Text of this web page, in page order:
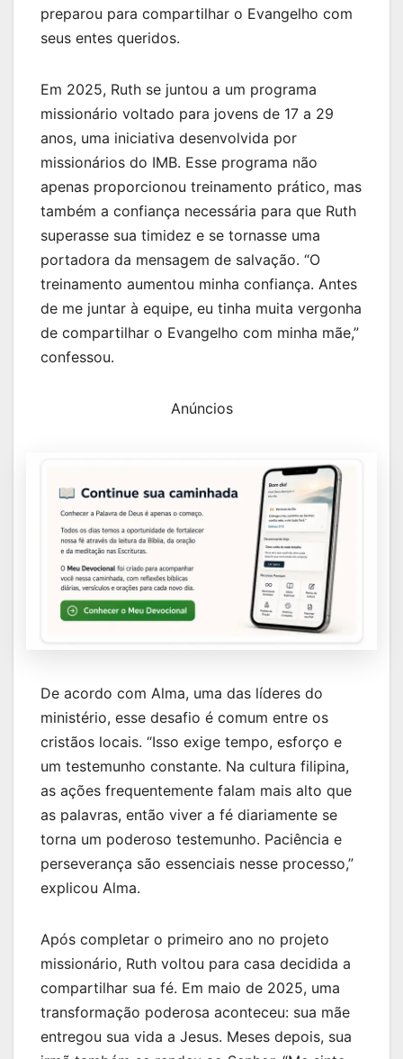
preparou para compartilhar o Evangelho com
seus entes queridos.
Em 2025, Ruth se juntou a um programa
missionário voltado para jovens de 17 a 29
anos, uma iniciativa desenvolvida por
missionários do IMB. Esse programa não
apenas proporcionou treinamento prático, mas
também a confiança necessária para que Ruth
superasse sua timidez e se tornasse uma
portadora da mensagem de salvação. “O
treinamento aumentou minha confiança. Antes
de me juntar à equipe, eu tinha muita vergonha
de compartilhar o Evangelho com minha mãe,”
confessou.
Anúncios
De acordo com Alma, uma das líderes do
ministério, esse desafio é comum entre os
cristãos locais. “Isso exige tempo, esforço e
um testemunho constante. Na cultura filipina,
as ações frequentemente falam mais alto que
as palavras, então viver a fé diariamente se
torna um poderoso testemunho. Paciência e
perseverança são essenciais nesse processo,”
explicou Alma.
Após completar o primeiro ano no projeto
missionário, Ruth voltou para casa decidida a
compartilhar sua fé. Em maio de 2025, uma
transformação poderosa aconteceu: sua mãe
entregou sua vida a Jesus. Meses depois, sua